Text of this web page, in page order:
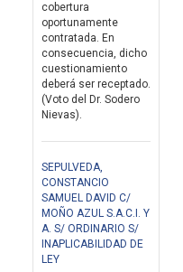
cobertura
oportunamente
contratada. En
consecuencia, dicho
cuestionamiento
deberá ser receptado.
(Voto del Dr. Sodero
Nievas).
SEPULVEDA,
CONSTANCIO
SAMUEL DAVID C/
MOÑO AZUL S.A.C.I. Y
A. S/ ORDINARIO S/
INAPLICABILIDAD DE
LEY